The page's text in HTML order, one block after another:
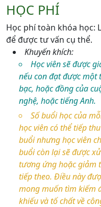
HỌC PHÍ
Học phí toàn khóa học:
để được tư vấn cụ thể.
Khuyến khích:
Học viên sẽ được
nếu con đạt được một
bạc, hoặc đồng của
nghệ, hoặc tiếng Anh.
Số buổi học của
học viên có thể tiếp
buổi nhưng học viên
buổi còn lại sẽ được
tương ứng hoặc giảm
tiếp theo. Điều này
mong muốn tìm kiếm
khiếu và tố chất về